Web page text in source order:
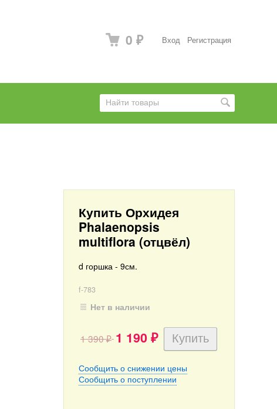
Вход Регистрация
0 ₽
Купить Орхидея
Phalaenopsis
multiflora (отцвёл)
d горшка - 9см.
f-783
Нет в наличии
1 390₽ 1 190 ₽
Сообщить о снижении цены
Сообщить о поступлении